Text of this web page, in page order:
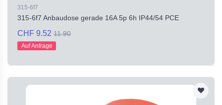
315-6f7
315-6f7 Anbaudose gerade 16A 5p 6h IP44/54 PCE
CHF 9.52 11.90
Auf Anfrage